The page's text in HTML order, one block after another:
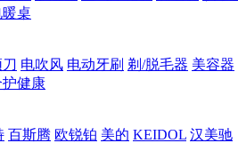
暖桌
电吹风 电动牙刷 剃/脱毛器 美容器
健康
百斯腾 欧锐铂 美的 KEIDOL 汉美驰